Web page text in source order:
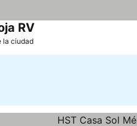
RV
la ciudad